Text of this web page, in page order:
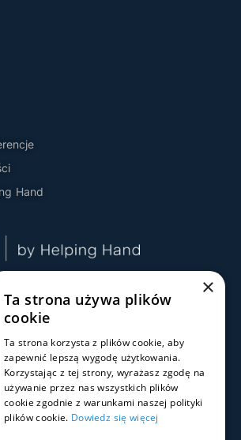
Hand
×
Ta strona używa plików
cookie
Ta strona korzysta z plików cookie, aby
zapewnić lepszą wygodę użytkowania.
Korzystając z tej strony, wyrażasz zgodę na
używanie przez nas wszystkich plików
cookie zgodnie z warunkami naszej polityki
plików cookie. Dowiedz się więcej